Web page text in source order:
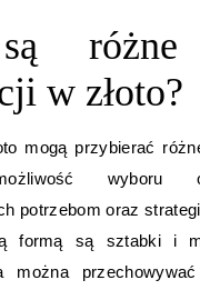
w złoto?
mogą przybierać
wyboru
potrzebom oraz
formą są sztabki i
można